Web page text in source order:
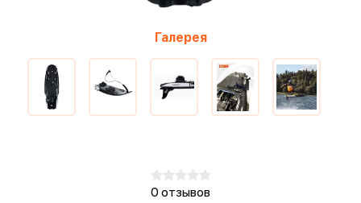
Галерея
0 отзывов